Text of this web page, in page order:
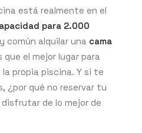
está realmente en el
para 2.000
común alquilar una cama
el mejor lugar para
propia piscina. Y si te
¿por qué no reservar tu
de lo mejor de